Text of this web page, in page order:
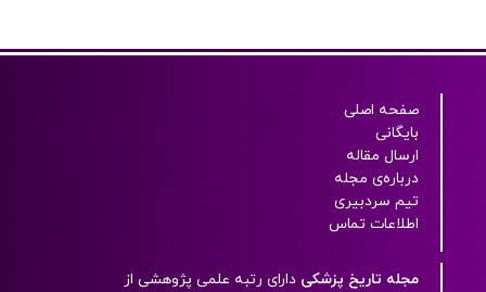
صفحه اصلی
بایگانی
ارسال مقاله
درباره‌ی مجله
تیم سردبیری
اطلاعات تماس
مجله تاریخ پزشکی دارای رتبه علمی پژوهشی از